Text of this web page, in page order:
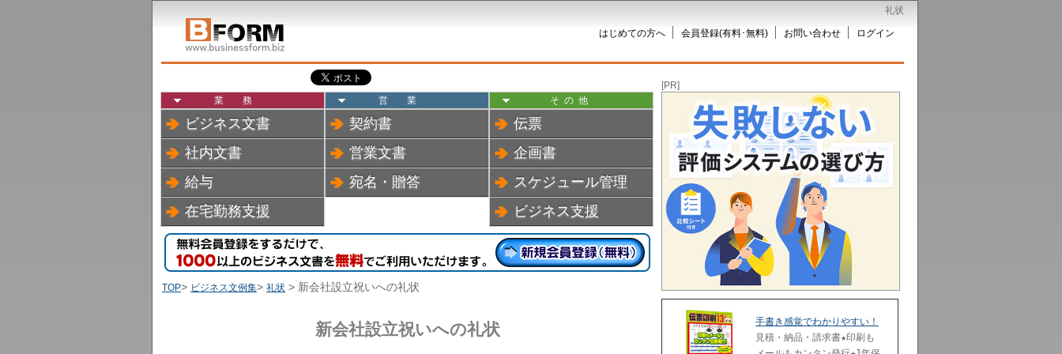
礼状
はじめての方へ 会員登録(有料･無料) お問い合わせ ログイン
業務
ビジネス文書
社内文書
給与
在宅勤務支援
営業
契約書
営業文書
宛名・贈答
その他
伝票
企画書
スケジュール管理
ビジネス支援
TOP> ビジネス文例集> 礼状 > 新会社設立祝いへの礼状
新会社設立祝いへの礼状
[PR]
手書き感覚でわかりやすい！
見積・納品・請求書★印刷も